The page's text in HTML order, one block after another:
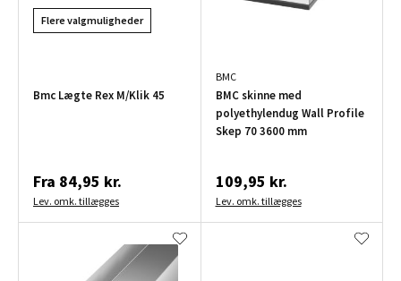
Flere valgmuligheder
Bmc Lægte Rex M/Klik 45
Fra 84,95 kr.
Lev. omk. tillægges
BMC
BMC skinne med
polyethylendug Wall Profile
Skep 70 3600 mm
109,95 kr.
Lev. omk. tillægges